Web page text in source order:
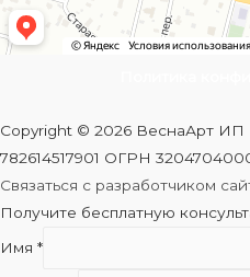
Copyright © 2026 ВеснаАрт ИП
782614517901 ОГРН
Связаться с разработчиком
Получите бесплатную
Имя *